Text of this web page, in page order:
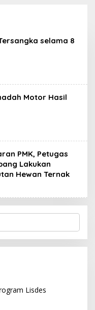
selama 8
Motor Hasil
PMK, Petugas
Lakukan
Hewan Ternak
Lisdes